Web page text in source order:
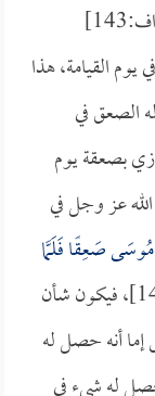
[الأعراف:143]
القيامة، هذا
الصعق في
بصعقة يوم
عز وجل في
صَعِقًا فَلَمَّا
[الأعراف:143]، فيكون شأن
أنه حصل له